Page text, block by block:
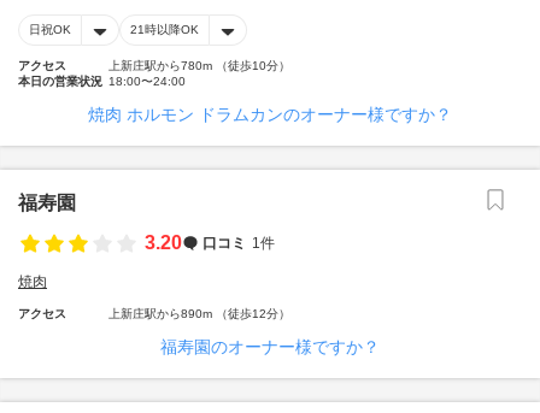
日祝OK 21時以降OK
アクセス
上新庄駅から780m （徒歩10分）
本日の営業状況 18:00〜24:00
焼肉 ホルモン ドラムカンのオーナー様ですか？
福寿園
3.20
口コミ 1件
焼肉
アクセス 上新庄駅から890m （徒歩12分）
福寿園のオーナー様ですか？